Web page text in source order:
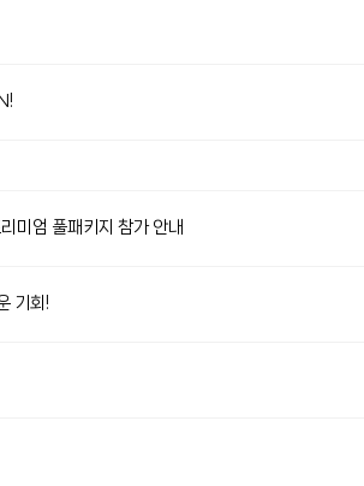
미엄 풀패키지 참가 안내
기회!